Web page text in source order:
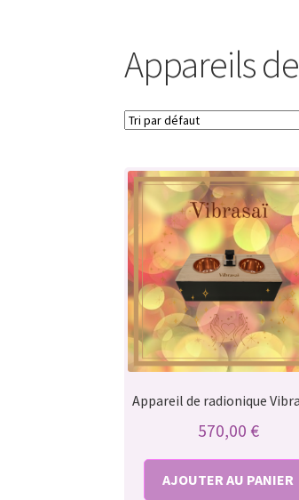
Appareils
Appareil de radionique
570,00 €
AJOUTER AU PANIER